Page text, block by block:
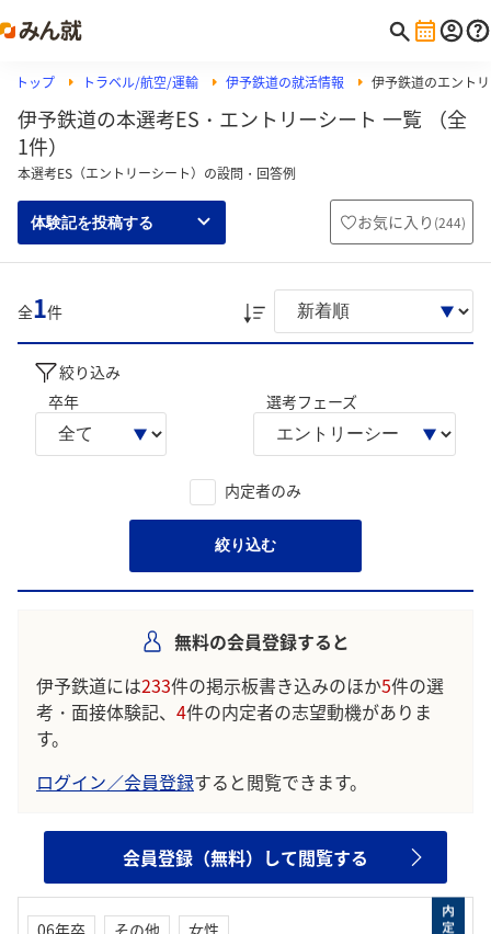
トップ トラベル/航空/運輸 伊予鉄道の就活情報 伊予鉄道のエント
伊予鉄道の本選考ES・エントリーシート 一覧 （全
1件）
本選考ES（エントリーシート）の設問・回答例
体験記を投稿する お気に入り (244)
全1件
絞り込み
卒年
選考フェーズ
内定者のみ
絞り込む
無料の会員登録すると
伊予鉄道には233件の掲示板書き込みのほか5件の選
考・面接体験記、 4件の内定者の志望動機がありま
す。
ログイン／会員登録すると閲覧できます。
会員登録（無料）して閲覧する
06年卒 その他
女性